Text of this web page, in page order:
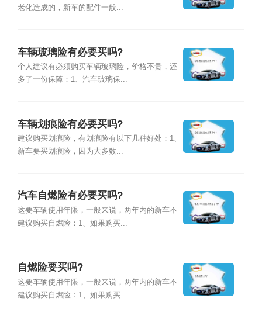
老化造成的，新车的配件一般...
车辆玻璃险有必要买吗?
个人建议有必须购买车辆玻璃险，价格不贵，还
多了一份保障：1、汽车玻璃保...
车辆划痕险有必要买吗?
建议购买划痕险，有划痕险有以下几种好处：1、
新车要买划痕险，因为大多数...
汽车自燃险有必要买吗?
这要车辆使用年限，一般来说，两年内的新车不
建议购买自燃险：1、如果购买...
自燃险要买吗?
这要车辆使用年限，一般来说，两年内的新车不
建议购买自燃险：1、如果购买...